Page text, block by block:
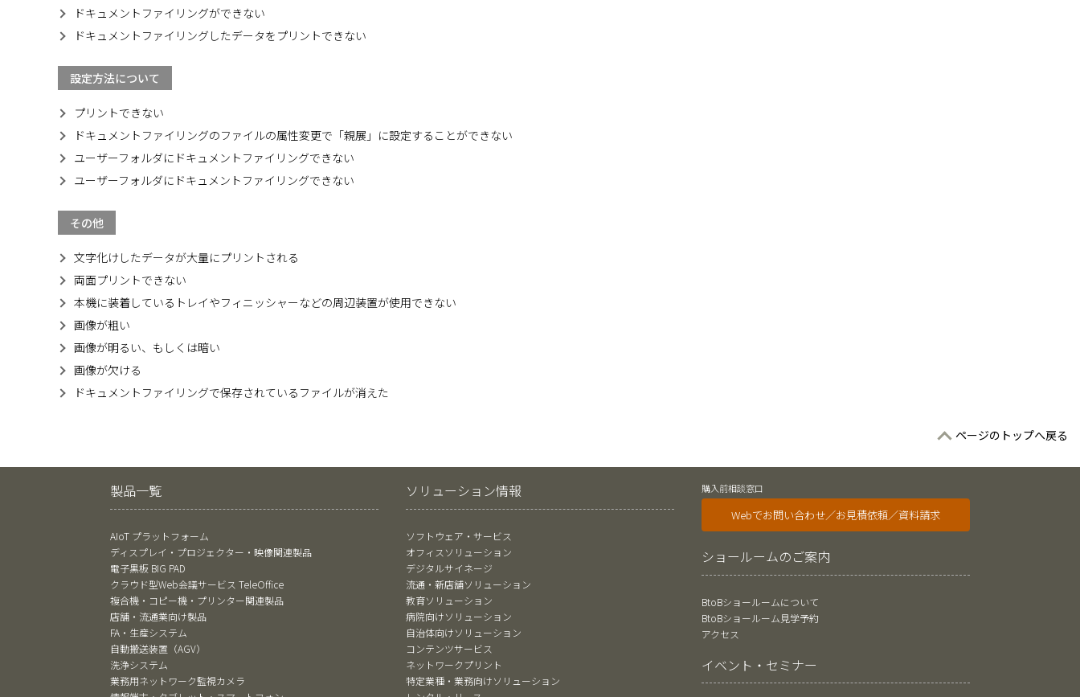
ドキュメントファイリングができない
ドキュメントファイリングしたデータをプリントできない
設定方法について
プリントできない
ドキュメントファイリングのファイルの属性変更で「親展」に設定することができない
ユーザーフォルダにドキュメントファイリングできない
ユーザーフォルダにドキュメントファイリングできない
その他
文字化けしたデータが大量にプリントされる
両面プリントできない
本機に装着しているトレイやフィニッシャーなどの周辺装置が使用できない
画像が粗い
画像が明るい、もしくは暗い
画像が欠ける
ドキュメントファイリングで保存されているファイルが消えた
ページのトップへ戻る
製品一覧
AIoT プラットフォーム
ディスプレイ・プロジェクター・映像関連製品
電子黒板 BIG PAD
クラウド型Web会議サービス TeleOffice
複合機・コピー機・プリンター関連製品
店舗・流通業向け製品
FA・生産システム
自動搬送装置（AGV）
洗浄システム
業務用ネットワーク監視カメラ
ソリューション情報
ソフトウェア・サービス
オフィスソリューション
デジタルサイネージ
流通・新店舗ソリューション
教育ソリューション
病院向けソリューション
自治体向けソリューション
コンテンツサービス
ネットワークプリント
特定業種・業務向けソリューション
購入前相談窓口
Webでお問い合わせ／お見積依頼／資料請求
ショールームのご案内
BtoBショールームについて
BtoBショールーム見学予約
アクセス
イベント・セミナー